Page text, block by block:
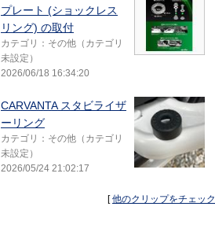
プレート (ショックレス
リング) の取付
カテゴリ：その他（カテゴリ
未設定）
2026/06/18 16:34:20
CARVANTA スタビライザ
ーリング
カテゴリ：その他（カテゴリ
未設定）
2026/05/24 21:02:17
[他のクリップをチェック